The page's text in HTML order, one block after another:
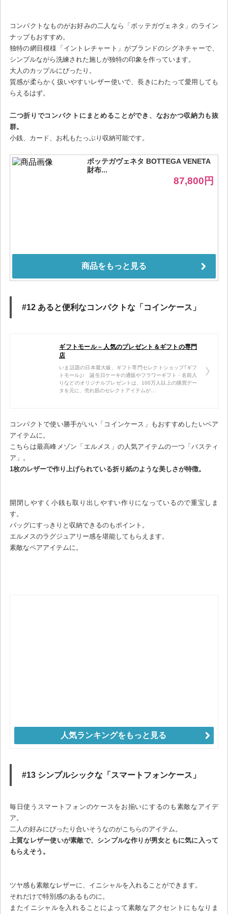
コンパクトなものがお好みの二人なら「ボッテガヴェネタ」のライン
ナップもおすすめ。
独特の網目模様「イントレチャート」がブランドのシグネチャーで、
シンプルながら洗練された施しが独特の印象を作っています。
大人のカップルにぴったり。
質感が柔らかく扱いやすいレザー使いで、長きにわたって愛用しても
らえるはず。
二つ折りでコンパクトにまとめることができ、なおかつ収納力も抜
群。
小銭、カード、お札もたっぷり収納可能です。
#12 あると便利なコンパクトな「コインケース」
ギフトモール – 人気のプレゼント＆ギフトの専門
店
いま話題の日本最大級、ギフト専門セレクトショップ｢ギフ
トモール｣♪ 誕生日ケーキの通販やフラワーギフト・名前入
りなどのオリジナルプレゼントは、100万人以上の購買デー
タを元に、売れ筋のセレクトアイテムが…
コンパクトで使い勝手がいい「コインケース」もおすすめしたいペア
アイテムに。
こちらは最高峰メゾン「エルメス」の人気アイテムの一つ「バスティ
ア」。
1枚のレザーで作り上げられている折り紙のような美しさが特徴。
開閉しやすく小銭も取り出しやすい作りになっているので重宝しま
す。
バッグにすっきりと収納できるのもポイント。
エルメスのラグジュアリー感を堪能してもらえます。
素敵なペアアイテムに。
人気ランキングをもっと見る
#13 シンプルシックな「スマートフォンケース」
毎日使うスマートフォンのケースをお揃いにするのも素敵なアイデ
ア。
二人の好みにぴったり合いそうなのがこちらのアイテム。
上質なレザー使いが素敵で、シンプルな作りが男女ともに気に入って
もらえそう。
ツヤ感も素敵なレザーに、イニシャルを入れることができます。
それだけで特別感のあるものに。
またイニシャルを入れることによって素敵なアクセントにもなりま